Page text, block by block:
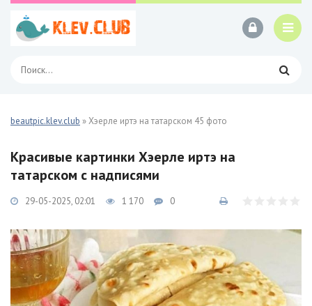
beautpic.klev.club » Хэерле иртэ на татарском 45 фото
Красивые картинки Хэерле иртэ на
татарском с надписями
29-05-2025, 02:01 1 170 0